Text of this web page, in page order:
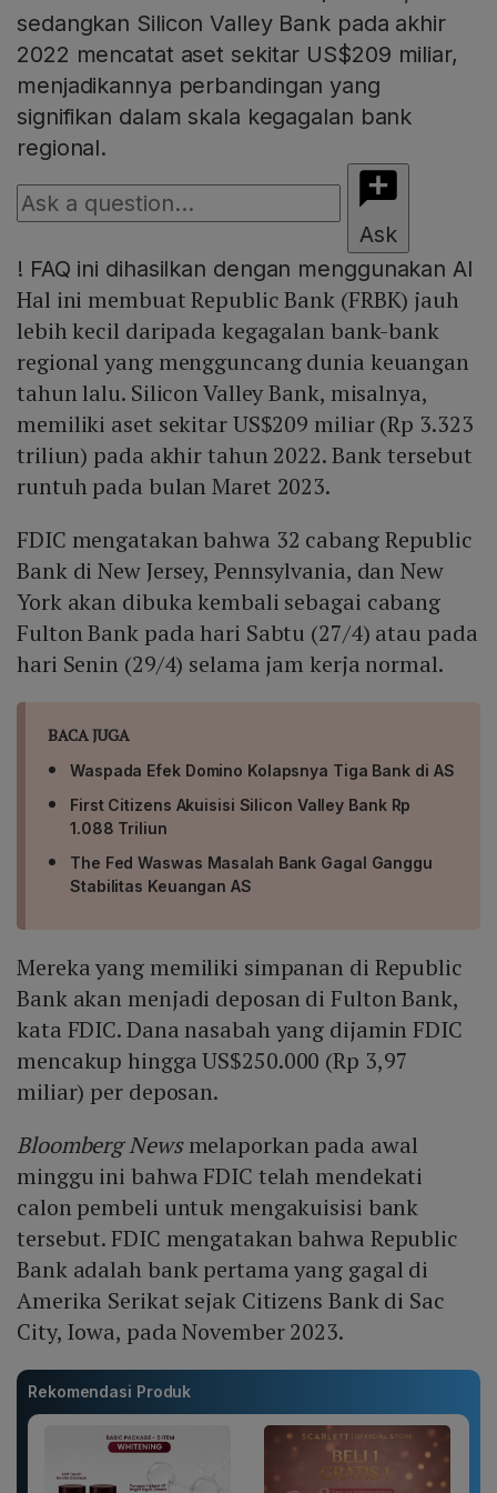
sedangkan Silicon Valley Bank pada akhir
2022 mencatat aset sekitar US$209 miliar,
menjadikannya perbandingan yang
signifikan dalam skala kegagalan bank
regional.
Ask
! FAQ ini dihasilkan dengan menggunakan AI
Hal ini membuat Republic Bank (FRBK) jauh
lebih kecil daripada kegagalan bank-bank
regional yang mengguncang dunia keuangan
tahun lalu. Silicon Valley Bank, misalnya,
memiliki aset sekitar US$209 miliar (Rp 3.323
triliun) pada akhir tahun 2022. Bank tersebut
runtuh pada bulan Maret 2023.
FDIC mengatakan bahwa 32 cabang Republic
Bank di New Jersey, Pennsylvania, dan New
York akan dibuka kembali sebagai cabang
Fulton Bank pada hari Sabtu (27/4) atau pada
hari Senin (29/4) selama jam kerja normal.
BACA JUGA
Waspada Efek Domino Kolapsnya Tiga Bank di AS
First Citizens Akuisisi Silicon Valley Bank Rp
1.088 Triliun
The Fed Waswas Masalah Bank Gagal Ganggu
Stabilitas Keuangan AS
Mereka yang memiliki simpanan di Republic
Bank akan menjadi deposan di Fulton Bank,
kata FDIC. Dana nasabah yang dijamin FDIC
mencakup hingga US$250.000 (Rp 3,97
miliar) per deposan.
Bloomberg Newsmelaporkan pada awal
minggu ini bahwa FDIC telah mendekati
calon pembeli untuk mengakuisisi bank
tersebut. FDIC mengatakan bahwa Republic
Bank adalah bank pertama yang gagal di
Amerika Serikat sejak Citizens Bank di Sac
City, Iowa, pada November 2023.
Rekomendasi Produk